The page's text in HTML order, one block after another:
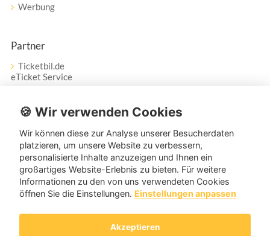
Werbung
Partner
Ticketbil.de
eTicket Service
Vertrag widerrufen
Service
Unser Tanzpartner-Service hilft Ihnen bei Fragen und
Anregungen gerne weiter!
🍪 Wir verwenden Cookies
Wir können diese zur Analyse unserer Besucherdaten
platzieren, um unsere Website zu verbessern,
personalisierte Inhalte anzuzeigen und Ihnen ein
großartiges Website-Erlebnis zu bieten. Für weitere
Informationen zu den von uns verwendeten Cookies
öffnen Sie die Einstellungen. Einstellungen anpassen
Akzeptieren